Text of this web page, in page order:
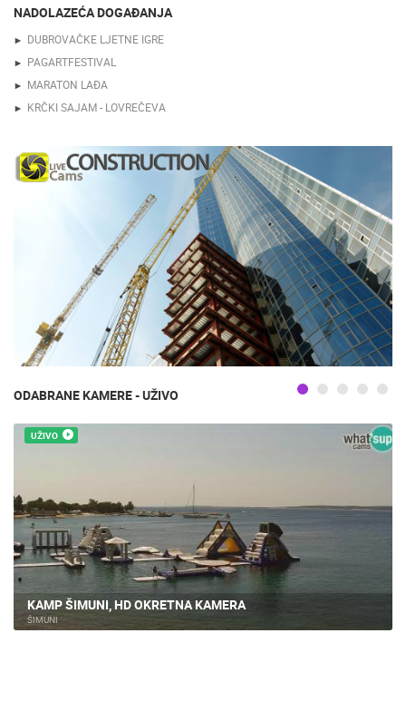
NADOLAZEĆA DOGAĐANJA
DUBROVAČKE LJETNE IGRE
PAGARTFESTIVAL
MARATON LAĐA
KRČKI SAJAM - LOVREČEVA
ODABRANE KAMERE - UŽIVO
UŽIVO
KAMP ŠIMUNI, HD OKRETNA KAMERA
ŠIMUNI